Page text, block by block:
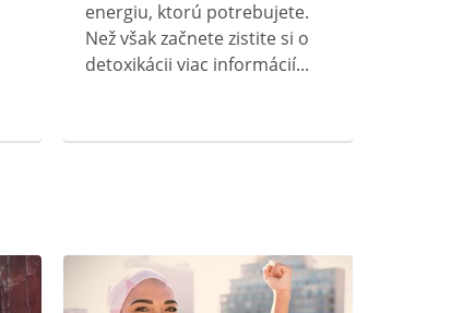
energiu, ktorú potrebujete.
Než však začnete zistite si o
detoxikácii viac informácií...